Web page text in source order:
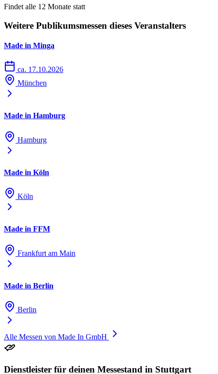
Findet alle 12 Monate statt
Weitere Publikumsmessen dieses Veranstalters
Made in Minga
ca. 17.10.2026
München
Made in Hamburg
Hamburg
Made in Köln
Köln
Made in FFM
Frankfurt am Main
Made in Berlin
Berlin
Alle Messen von Made In GmbH
Dienstleister für deinen Messestand in Stuttgart